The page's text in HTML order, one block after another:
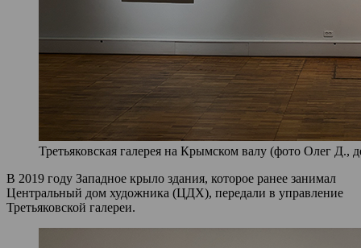
Третьяковская галерея на Крымском валу (фото Олег Д.,
В 2019 году Западное крыло здания, которое ранее занимал
Центральный дом художника (ЦДХ), передали в управление
Третьяковской галереи.